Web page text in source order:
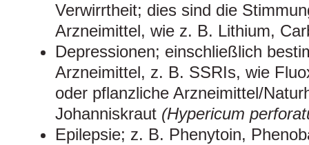
Verwirrtheit; dies sind die
Arzneimittel, wie z. B. Lithium,
Depressionen; einschließlich
Arzneimittel, z. B. SSRIs, wie
oder pflanzliche Arzneimittel/
Johanniskraut (Hypericum
Epilepsie; z. B. Phenytoin,